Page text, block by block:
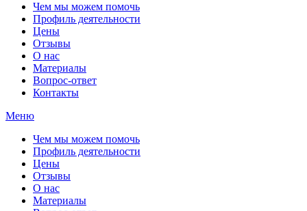
Чем мы можем помочь
Профиль деятельности
Цены
Отзывы
О нас
Материалы
Вопрос-ответ
Контакты
Меню
Чем мы можем помочь
Профиль деятельности
Цены
Отзывы
О нас
Материалы